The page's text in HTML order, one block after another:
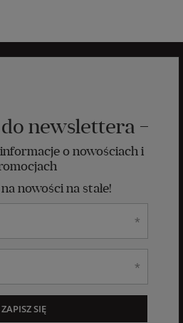
do newslettera
o nowościach i
nowości na stałe!
ZAPISZ SIĘ